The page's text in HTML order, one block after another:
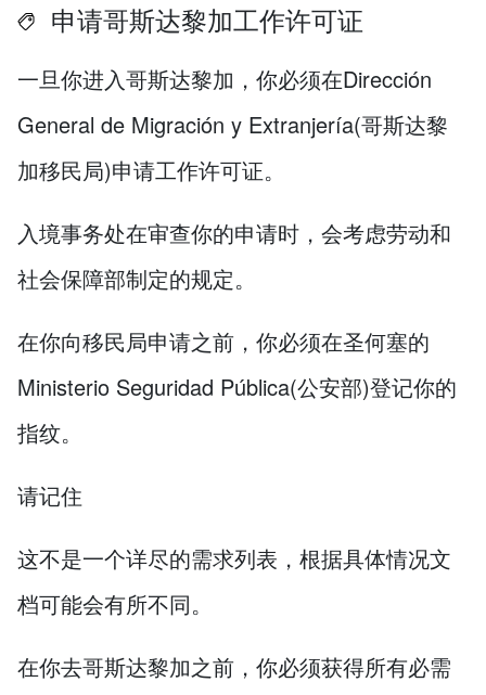
申请哥斯达黎加工作许可证
一旦你进入哥斯达黎加，你必须在Dirección
General de Migración y Extranjería(哥斯达黎
加移民局)申请工作许可证。
入境事务处在审查你的申请时，会考虑劳动和
社会保障部制定的规定。
在你向移民局申请之前，你必须在圣何塞的
Ministerio Seguridad Pública(公安部)登记你的
指纹。
请记住
这不是一个详尽的需求列表，根据具体情况文
档可能会有所不同。
在你去哥斯达黎加之前，你必须获得所有必需